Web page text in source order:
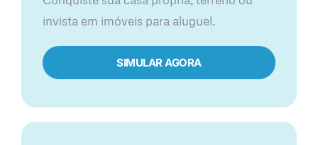
invista em imóveis para aluguel.
SIMULAR AGORA​